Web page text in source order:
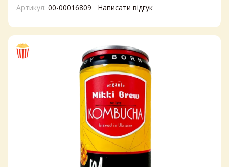
Артикул: 00-00016809 Написати відгук